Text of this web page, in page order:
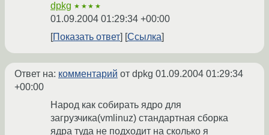
dpkg ★★★★
01.09.2004 01:29:34 +00:00
Показать ответ
Ссылка
Ответ на: комментарий от dpkg 01.09.2004 01:29:34
+00:00
Народ как собирать ядро для
загрузчика(vmlinuz) стандартная сборка
ядра туда не подходит на сколько я